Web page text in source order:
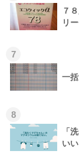
７
リ
7
一
8
「
いい